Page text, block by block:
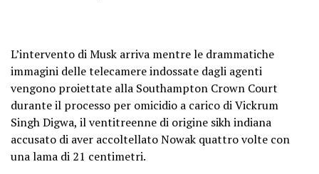
L’intervento di Musk arriva mentre le drammatiche
immagini delle telecamere indossate dagli agenti
vengono proiettate alla Southampton Crown Court
durante il processo per omicidio a carico di Vickrum
Singh Digwa, il ventitreenne di origine sikh indiana
accusato di aver accoltellato Nowak quattro volte con
una lama di 21 centimetri.